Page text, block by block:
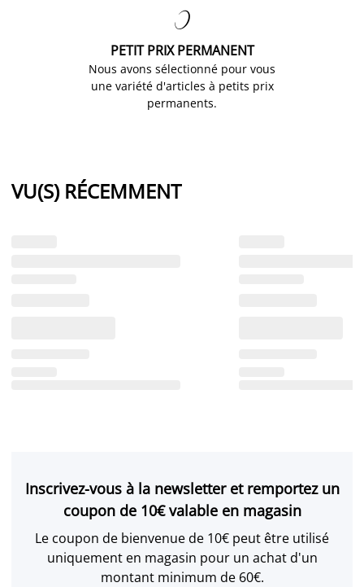

PETIT PRIX PERMANENT
Nous avons sélectionné pour vous
une variété d'articles à petits prix
permanents.
VU(S) RÉCEMMENT
Inscrivez-vous à la newsletter et remportez un
coupon de 10€ valable en magasin
Le coupon de bienvenue de 10€ peut être utilisé
uniquement en magasin pour un achat d'un
montant minimum de 60€.